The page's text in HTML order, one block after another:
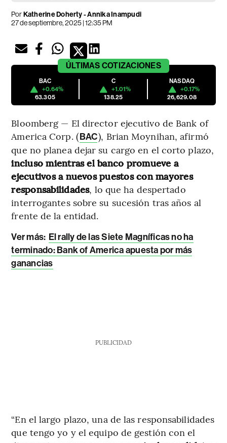
PorKatherine Doherty - Annika Inampudi
27 de septiembre, 2025 | 12:35 PM
ÚLTIMAS COTIZACIONES
BAC
+0.64%
63.305
C
+1.01%
138.25
NASDAQ
+0.17%
26,629.08
Bloomberg — El director ejecutivo de Bank of
America Corp. (BAC), Brian Moynihan, afirmó
que no planea dejar su cargo en el corto plazo,
incluso mientras el banco promueve a
ejecutivos a nuevos puestos con mayores
responsabilidades, lo que ha despertado
interrogantes sobre su sucesión tras años al
frente de la entidad.
Ver más: El rally de las Siete Magníficas no ha
terminado: Bank of America apuesta por más
ganancias
PUBLICIDAD
“En el largo plazo, una de las responsabilidades
que tengo yo y el equipo de gestión con el